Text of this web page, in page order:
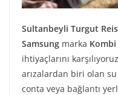
Sultanbeyli Turgut
Samsung marka Kombi
ihtiyaçlarını
arızalardan biri olan su
conta veya bağlantı